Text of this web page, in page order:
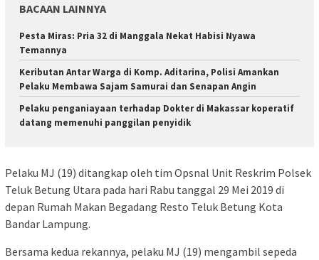
BACAAN LAINNYA
Pesta Miras: Pria 32 di Manggala Nekat Habisi Nyawa
Temannya
Keributan Antar Warga di Komp. Aditarina, Polisi Amankan
Pelaku Membawa Sajam Samurai dan Senapan Angin
Pelaku penganiayaan terhadap Dokter di Makassar koperatif
datang memenuhi panggilan penyidik
Pelaku MJ (19) ditangkap oleh tim Opsnal Unit Reskrim Polsek
Teluk Betung Utara pada hari Rabu tanggal 29 Mei 2019 di
depan Rumah Makan Begadang Resto Teluk Betung Kota
Bandar Lampung.
Bersama kedua rekannya, pelaku MJ (19) mengambil sepeda